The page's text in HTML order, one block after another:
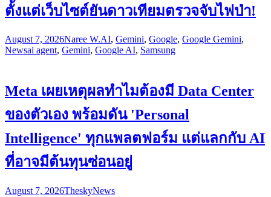
ตั้งแต่เว็บไซต์ยันดาวเทียมตรวจจับไฟป่า!
August 7, 2026Naree W.AI, Gemini, Google, Google Gemini,
Newsai agent, Gemini, Google AI, Samsung
Meta เผยเหตุผลทำไมต้องมี Data Center
ของตัวเอง พร้อมดัน 'Personal
Intelligence' ทุกแพลตฟอร์ม แต่แลกกับ AI
ที่อาจมีต้นทุนซ่อนอยู่
August 7, 2026TheskyNews